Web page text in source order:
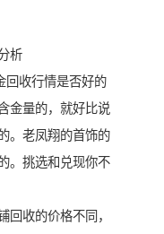
析
收行情是否好的
金量的，就好比说
。老凤翔的首饰的
。挑选和兑现你不
收的价格不同，